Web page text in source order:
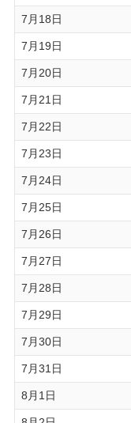
7月18日
7月19日
7月20日
7月21日
7月22日
7月23日
7月24日
7月25日
7月26日
7月27日
7月28日
7月29日
7月30日
7月31日
8月1日